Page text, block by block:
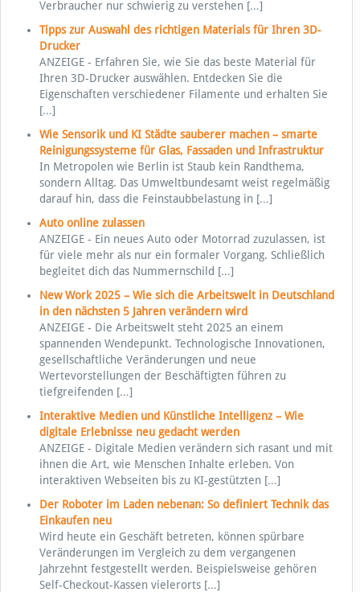
Verbraucher nur schwierig zu verstehen […]
Tipps zur Auswahl des richtigen Materials für Ihren 3D-
Drucker
ANZEIGE - Erfahren Sie, wie Sie das beste Material für
Ihren 3D-Drucker auswählen. Entdecken Sie die
Eigenschaften verschiedener Filamente und erhalten Sie
[…]
Wie Sensorik und KI Städte sauberer machen – smarte
Reinigungssysteme für Glas, Fassaden und Infrastruktur
In Metropolen wie Berlin ist Staub kein Randthema,
sondern Alltag. Das Umweltbundesamt weist regelmäßig
darauf hin, dass die Feinstaubbelastung in […]
Auto online zulassen
ANZEIGE - Ein neues Auto oder Motorrad zuzulassen, ist
für viele mehr als nur ein formaler Vorgang. Schließlich
begleitet dich das Nummernschild […]
New Work 2025 – Wie sich die Arbeitswelt in Deutschland
in den nächsten 5 Jahren verändern wird
ANZEIGE - Die Arbeitswelt steht 2025 an einem
spannenden Wendepunkt. Technologische Innovationen,
gesellschaftliche Veränderungen und neue
Wertevorstellungen der Beschäftigten führen zu
tiefgreifenden […]
Interaktive Medien und Künstliche Intelligenz – Wie
digitale Erlebnisse neu gedacht werden
ANZEIGE - Digitale Medien verändern sich rasant und mit
ihnen die Art, wie Menschen Inhalte erleben. Von
interaktiven Webseiten bis zu KI-gestützten […]
Der Roboter im Laden nebenan: So definiert Technik das
Einkaufen neu
Wird heute ein Geschäft betreten, können spürbare
Veränderungen im Vergleich zu dem vergangenen
Jahrzehnt festgestellt werden. Beispielsweise gehören
Self-Checkout-Kassen vielerorts[…]